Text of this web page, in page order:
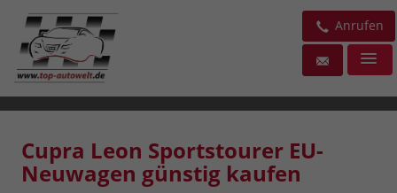
Anrufen
Cupra Leon Sportstourer EU-
Neuwagen günstig kaufen